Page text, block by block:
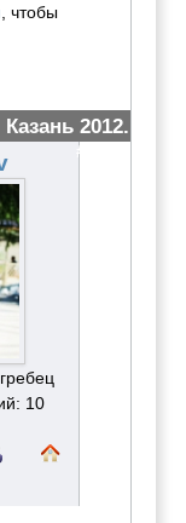
, чтобы
2012.
#3093
10